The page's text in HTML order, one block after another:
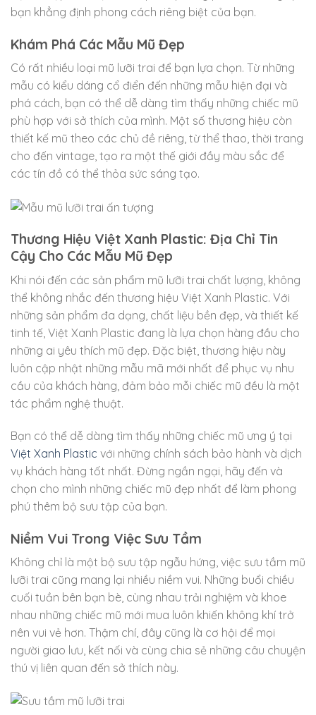
bạn khẳng định phong cách riêng biệt của bạn.
Khám Phá Các Mẫu Mũ Đẹp
Có rất nhiều loại mũ lưỡi trai để bạn lựa chọn. Từ những
mẫu có kiểu dáng cổ điển đến những mẫu hiện đại và
phá cách, bạn có thể dễ dàng tìm thấy những chiếc mũ
phù hợp với sở thích của mình. Một số thương hiệu còn
thiết kế mũ theo các chủ đề riêng, từ thể thao, thời trang
cho đến vintage, tạo ra một thế giới đầy màu sắc để
các tín đồ có thể thỏa sức sáng tạo.
Thương Hiệu Việt Xanh Plastic: Địa Chỉ Tin
Cậy Cho Các Mẫu Mũ Đẹp
Khi nói đến các sản phẩm mũ lưỡi trai chất lượng, không
thể không nhắc đến thương hiệu Việt Xanh Plastic. Với
những sản phẩm đa dạng, chất liệu bền đẹp, và thiết kế
tinh tế, Việt Xanh Plastic đang là lựa chọn hàng đầu cho
những ai yêu thích mũ đẹp. Đặc biệt, thương hiệu này
luôn cập nhật những mẫu mã mới nhất để phục vụ nhu
cầu của khách hàng, đảm bảo mỗi chiếc mũ đều là một
tác phẩm nghệ thuật.
Bạn có thể dễ dàng tìm thấy những chiếc mũ ưng ý tại
Việt Xanh Plastic với những chính sách bảo hành và dịch
vụ khách hàng tốt nhất. Đừng ngần ngại, hãy đến và
chọn cho mình những chiếc mũ đẹp nhất để làm phong
phú thêm bộ sưu tập của bạn.
Niềm Vui Trong Việc Sưu Tầm
Không chỉ là một bộ sưu tập ngẫu hứng, việc sưu tầm mũ
lưỡi trai cũng mang lại nhiều niềm vui. Những buổi chiều
cuối tuần bên bạn bè, cùng nhau trải nghiệm và khoe
nhau những chiếc mũ mới mua luôn khiến không khí trở
nên vui vẻ hơn. Thậm chí, đây cũng là cơ hội để mọi
người giao lưu, kết nối và cùng chia sẻ những câu chuyện
thú vị liên quan đến sở thích này.